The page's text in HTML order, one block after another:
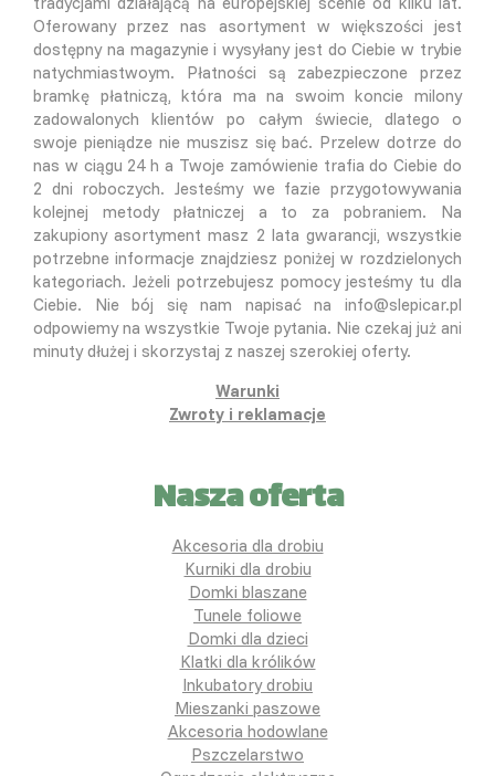
Oferowany przez nas asortyment w większości jest
dostępny na magazynie i wysyłany jest do Ciebie w trybie
natychmiastwoym. Płatności są zabezpieczone przez
bramkę płatniczą, która ma na swoim koncie milony
zadowalonych klientów po całym świecie, dlatego o
swoje pieniądze nie muszisz się bać. Przelew dotrze do
nas w ciągu 24 h a Twoje zamówienie trafia do Ciebie do
2 dni roboczych. Jesteśmy we fazie przygotowywania
kolejnej metody płatniczej a to za pobraniem. Na
zakupiony asortyment masz 2 lata gwarancji, wszystkie
potrzebne informacje znajdziesz poniżej w rozdzielonych
kategoriach. Jeżeli potrzebujesz pomocy jesteśmy tu dla
Ciebie. Nie bój się nam napisać na info@slepicar.pl
odpowiemy na wszystkie Twoje pytania. Nie czekaj już ani
minuty dłużej i skorzystaj z naszej szerokiej oferty.
Warunki
Zwroty i reklamacje
Nasza oferta
Akcesoria dla drobiu
Kurniki dla drobiu
Domki blaszane
Tunele foliowe
Domki dla dzieci
Klatki dla królików
Inkubatory drobiu
Mieszanki paszowe
Akcesoria hodowlane
Pszczelarstwo